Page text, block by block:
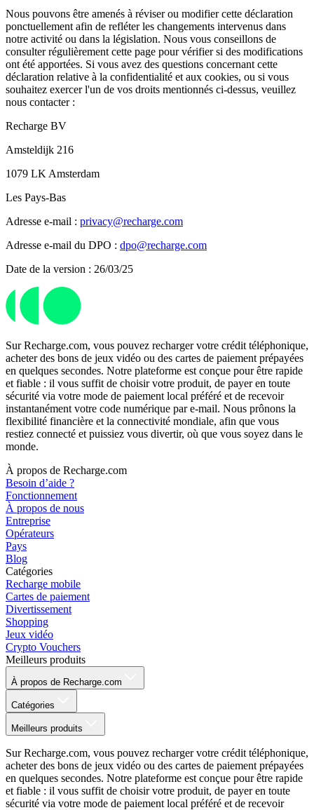
Nous pouvons être amenés à réviser ou modifier cette déclaration
ponctuellement afin de refléter les changements intervenus dans
notre activité ou dans la législation. Nous vous conseillons de
consulter régulièrement cette page pour vérifier si des modifications
ont été apportées. Si vous avez des questions concernant cette
déclaration relative à la confidentialité et aux cookies, ou si vous
souhaitez exercer l'un de vos droits mentionnés ci-dessus, veuillez
nous contacter :
Recharge BV
Amsteldijk 216
1079 LK Amsterdam
Les Pays-Bas
Adresse e-mail : privacy@recharge.com
Adresse e-mail du DPO : dpo@recharge.com
Date de la version : 26/03/25
Sur Recharge.com, vous pouvez recharger votre crédit téléphonique,
acheter des bons de jeux vidéo ou des cartes de paiement prépayées
en quelques secondes. Notre plateforme est conçue pour être rapide
et fiable : il vous suffit de choisir votre produit, de payer en toute
sécurité via votre mode de paiement local préféré et de recevoir
instantanément votre code numérique par e-mail. Nous prônons la
flexibilité financière et la connectivité mondiale, afin que vous
restiez connecté et puissiez vous divertir, où que vous soyez dans le
monde.
À propos de Recharge.com
Besoin d’aide ?
Fonctionnement
À propos de nous
Entreprise
Opérateurs
Pays
Blog
Catégories
Recharge mobile
Cartes de paiement
Divertissement
Shopping
Jeux vidéo
Crypto Vouchers
Meilleurs produits
À propos de Recharge.com
Catégories
Meilleurs produits
Sur Recharge.com, vous pouvez recharger votre crédit téléphonique,
acheter des bons de jeux vidéo ou des cartes de paiement prépayées
en quelques secondes. Notre plateforme est conçue pour être rapide
et fiable : il vous suffit de choisir votre produit, de payer en toute
sécurité via votre mode de paiement local préféré et de recevoir